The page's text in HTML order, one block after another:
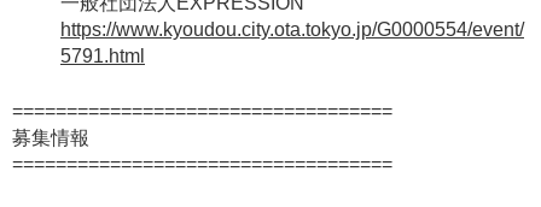
https://www.kyoudou.city.ota.tokyo.jp/G0000554/event/
5791.html
===================================
募集情報
===================================